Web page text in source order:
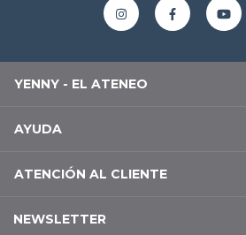
YENNY - EL ATENEO
AYUDA
ATENCIÓN AL CLIENTE
NEWSLETTER